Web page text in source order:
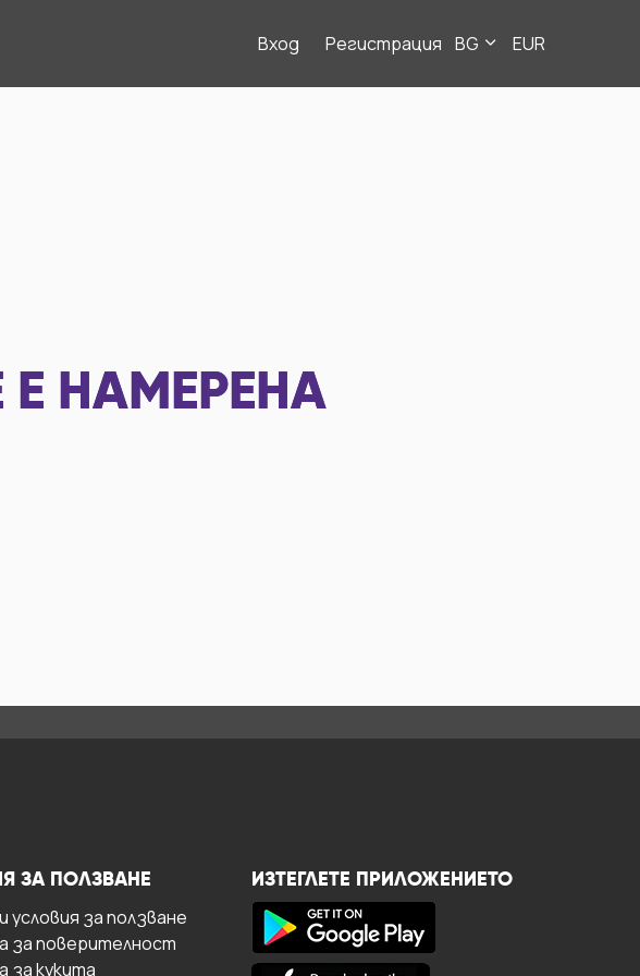
Вход Регистрация BG EUR
Е НАМЕРЕНА
ЗА ПОЛЗВАНЕ
условия за ползване
за поверителност
за кукита
ИЗТЕГЛЕТЕ ПРИЛОЖЕНИЕТО